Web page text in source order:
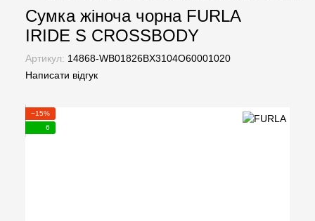
Сумка жіноча чорна FURLA
IRIDE S CROSSBODY
Артикул: 14868-WB01826BX3104O60001020
Написати відгук
−15%
6